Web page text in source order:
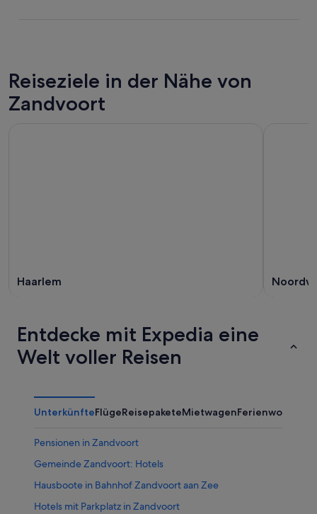
Reiseziele in der Nähe von
Zandvoort
Haarlem
Entdecke mit Expedia eine
Welt voller Reisen
UnterkünfteFlügeReisepaketeMietwagen
Pensionen in Zandvoort
Gemeinde Zandvoort: Hotels
Hausboote in Bahnhof Zandvoort aan Zee
Hotels mit Parkplatz in Zandvoort